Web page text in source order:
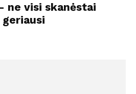
ne visi skanėstai